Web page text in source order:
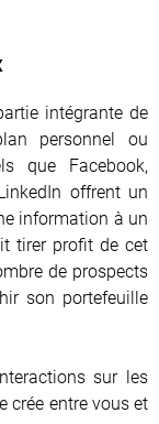
intégrante de
personnel ou
que Facebook,
offrent un
information à un
tirer profit de cet
de prospects
son portefeuille
sur les
crée entre vous et